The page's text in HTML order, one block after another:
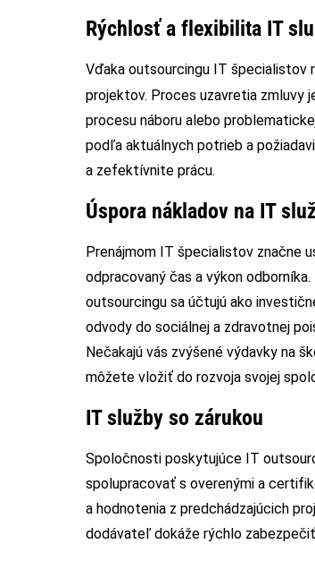
Rýchlosť a flexibilita IT
Vďaka outsourcingu IT špecialistov
projektov. Proces uzavretia zmluvy
procesu náboru alebo
podľa aktuálnych potrieb a
a zefektívnite prácu.
Úspora nákladov na IT
Prenájmom IT špecialistov značne
odpracovaný čas a výkon
outsourcingu sa účtujú ako
odvody do sociálnej a zdravotnej
Nečakajú vás zvýšené výdavky na
môžete vložiť do rozvoja svojej
IT služby so zárukou
Spoločnosti poskytujúce IT
spolupracovať s overenými a
a hodnotenia z predchádzajúcich
dodávateľ dokáže rýchlo